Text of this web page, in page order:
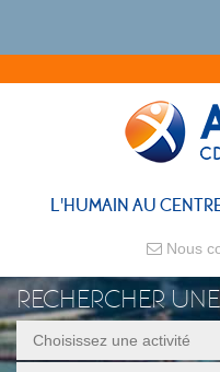
L'HUMAIN AU
Nous
RECHERCHER